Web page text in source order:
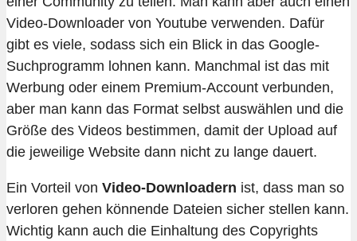
Video-Downloader von Youtube verwenden. Dafür
gibt es viele, sodass sich ein Blick in das Google-
Suchprogramm lohnen kann. Manchmal ist das mit
Werbung oder einem Premium-Account verbunden,
aber man kann das Format selbst auswählen und die
Größe des Videos bestimmen, damit der Upload auf
die jeweilige Website dann nicht zu lange dauert.
Ein Vorteil von Video-Downloadern ist, dass man so
verloren gehen könnende Dateien sicher stellen kann.
Wichtig kann auch die Einhaltung des Copyrights